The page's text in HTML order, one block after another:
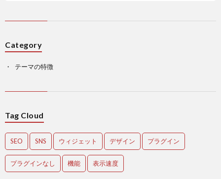
Category
テーマの特徴
Tag Cloud
SEO SNS ウィジェット デザイン プラグイン
プラグインなし 機能 表示速度